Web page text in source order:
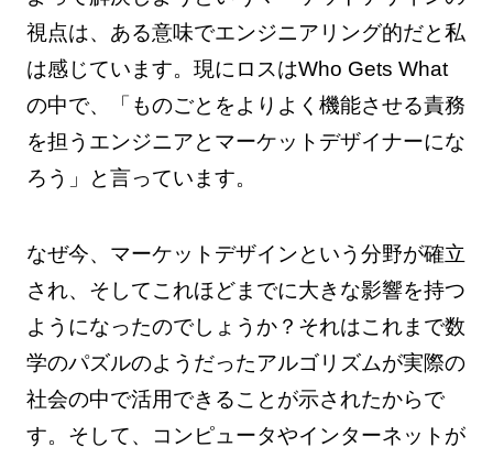
視点は、ある意味でエンジニアリング的だと私
は感じています。現にロスはWho Gets What
の中で、「ものごとをよりよく機能させる責務
を担うエンジニアとマーケットデザイナーにな
ろう」と言っています。
なぜ今、マーケットデザインという分野が確立
され、そしてこれほどまでに大きな影響を持つ
ようになったのでしょうか？それはこれまで数
学のパズルのようだったアルゴリズムが実際の
社会の中で活用できることが示されたからで
す。そして、コンピュータやインターネットが